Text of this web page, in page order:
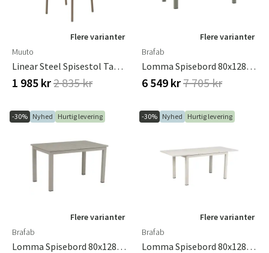
Flere varianter
Muuto
Linear Steel Spisestol Taupe
1 985 kr2 835 kr
Flere varianter
Brafab
Lomma Spisebord 80x128-187 Cm Dusty Green
6 549 kr7 705 kr
-30% Nyhed Hurtig levering
Flere varianter
Brafab
Lomma Spisebord 80x128-187 Cm Khaki
-30% Nyhed Hurtig levering
Flere varianter
Brafab
Lomma Spisebord 80x128-187 Cm Light Grey